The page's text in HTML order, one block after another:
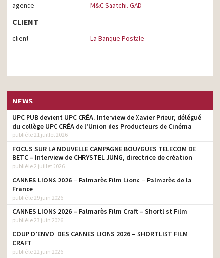
agence M&C Saatchi. GAD
CLIENT
client La Banque Postale
NEWS
UPC PUB devient UPC CRÉA. Interview de Xavier Prieur, délégué
du collège UPC CRÉA de l’Union des Producteurs de Cinéma
publié le 21 juillet 2026
FOCUS SUR LA NOUVELLE CAMPAGNE BOUYGUES TELECOM DE
BETC – Interview de CHRYSTEL JUNG, directrice de création
publié le 2 juillet 2026
CANNES LIONS 2026 – Palmarès Film Lions – Palmarès de la
France
publié le 29 juin 2026
CANNES LIONS 2026 – Palmarès Film Craft – Shortlist Film
publié le 23 juin 2026
COUP D’ENVOI DES CANNES LIONS 2026 – SHORTLIST FILM
CRAFT
publié le 22 juin 2026